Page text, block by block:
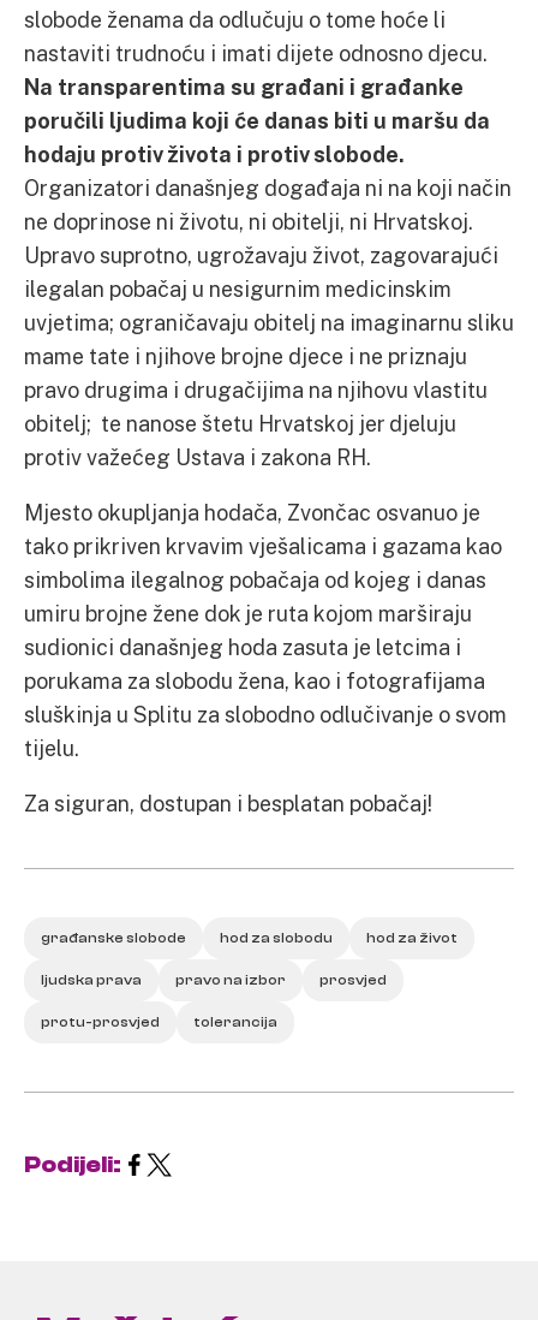
slobode ženama da odlučuju o tome hoće li
nastaviti trudnoću i imati dijete odnosno djecu.
Na transparentima su građani i građanke
poručili ljudima koji će danas biti u maršu da
hodaju protiv života i protiv slobode.
Organizatori današnjeg događaja ni na koji način
ne doprinose ni životu, ni obitelji, ni Hrvatskoj.
Upravo suprotno, ugrožavaju život, zagovarajući
ilegalan pobačaj u nesigurnim medicinskim
uvjetima; ograničavaju obitelj na imaginarnu sliku
mame tate i njihove brojne djece i ne priznaju
pravo drugima i drugačijima na njihovu vlastitu
obitelj; te nanose štetu Hrvatskoj jer djeluju
protiv važećeg Ustava i zakona RH.
Mjesto okupljanja hodača, Zvončac osvanuo je
tako prikriven krvavim vješalicama i gazama kao
simbolima ilegalnog pobačaja od kojeg i danas
umiru brojne žene dok je ruta kojom marširaju
sudionici današnjeg hoda zasuta je letcima i
porukama za slobodu žena, kao i fotografijama
sluškinja u Splitu za slobodno odlučivanje o svom
tijelu.
Za siguran, dostupan i besplatan pobačaj!
građanske slobode hod za slobodu hod za život
ljudska prava pravo na izbor prosvjed
protu-prosvjed tolerancija
Podijeli: